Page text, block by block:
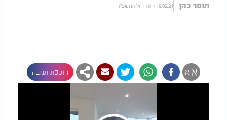
תומר כהן 19.02.24 י' אדר א' התשפ"ד
א א הוספת תגובה